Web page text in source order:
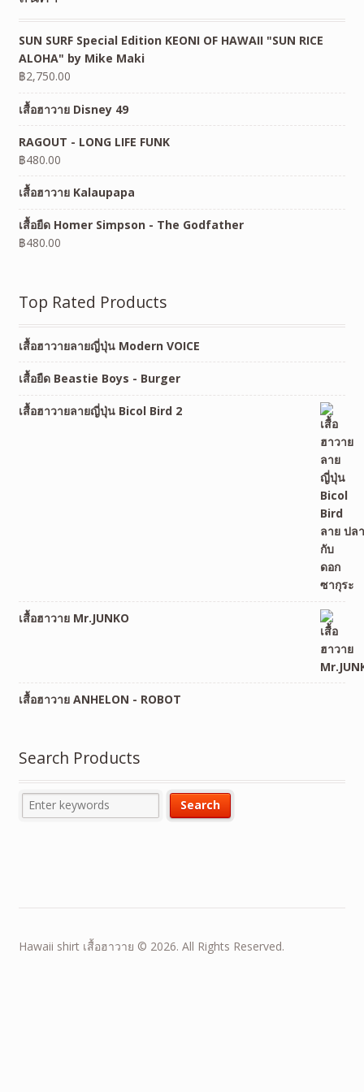
SUN SURF Special Edition KEONI OF HAWAII "SUN RICE
ALOHA" by Mike Maki
฿2,750.00
เสื้อฮาวาย Disney 49
RAGOUT - LONG LIFE FUNK
฿480.00
เสื้อฮาวาย Kalaupapa
เสื้อยืด Homer Simpson - The Godfather
฿480.00
Top Rated Products
เสื้อฮาวายลายญี่ปุ่น Modern VOICE
เสื้อยืด Beastie Boys - Burger
เสื้อฮาวายลายญี่ปุ่น Bicol Bird 2
เสื้อฮาวาย Mr.JUNKO
เสื้อฮาวาย ANHELON - ROBOT
Search Products
Hawaii shirt เสื้อฮาวาย © 2026. All Rights Reserved.